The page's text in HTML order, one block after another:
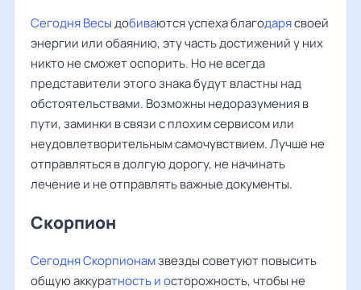
Сегодня Весыдобиваются успеха благодарясвоей
энергии или обаянию, эту часть достижений у них
никто не сможет оспорить. Но не всегда
представители этого знака будут властны над
обстоятельствами. Возможны недоразумения в
пути, заминки в связи с плохим сервисом или
неудовлетворительным самочувствием. Лучше не
отправляться в долгую дорогу, не начинать
лечение и не отправлять важные документы.
Скорпион
Сегодня Скорпионамзвезды советуют повысить
общую аккуратность и осторожность, чтобы не